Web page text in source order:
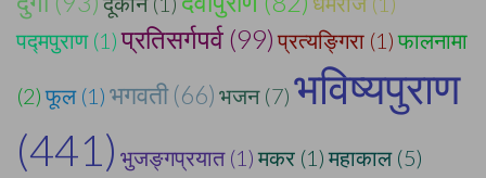
पद्मपुराण (1) प्रतिसर्गपर्व (99) प्रत्यङ्गिरा (1) फालनामा
(2) फूल (1) भगवती (66) भजन (7) भविष्यपुराण
(441) भुजङ्गप्रयात (1) मकर (1) महाकाल (5)